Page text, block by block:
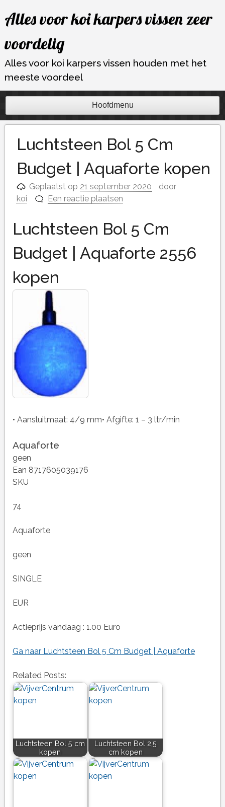
naar
inhoud
Alles voor koi karpers vissen zeer
voordelig
Alles voor koi karpers vissen houden met het
meeste voordeel
Hoofdmenu
Luchtsteen Bol 5 Cm
Budget | Aquaforte kopen
Geplaatst op 21 september 2020
door
koi
Een reactie plaatsen
Luchtsteen Bol 5 Cm
Budget | Aquaforte 2556
kopen
• Aansluitmaat: 4/9 mm• Afgifte: 1 – 3 ltr/min
Aquaforte
geen
Ean 8717605039176
SKU
74
Aquaforte
geen
SINGLE
EUR
Actieprijs vandaag : 1.00 Euro
Ga naar Luchtsteen Bol 5 Cm Budget | Aquaforte
Related Posts:
Luchtsteen Bol 5 cm
kopen
Luchtsteen Bol 2,5
cm kopen